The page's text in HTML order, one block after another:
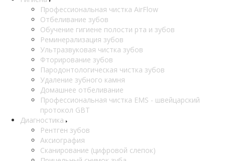
Профессиональная чистка AirFlow
Отбеливание зубов
Обучение гигиене полости рта и зубов
Реминерализация зубов
Ультразвуковая чистка зубов
Фторирование зубов
Пародонтологическая чистка зубов
Удаление зубного камня
Домашнее отбеливание
Профессиональная чистка EMS - швейцарский
протокол GBT
Диагностика
Рентген зубов
Аксиография
Сканирование (цифровой слепок)